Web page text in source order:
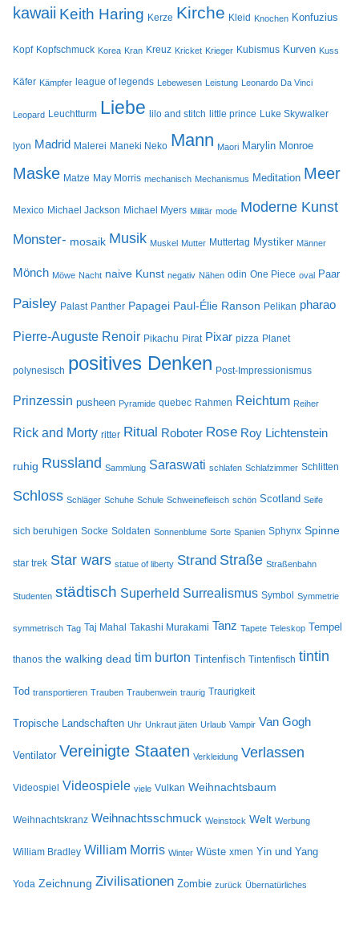
kawaii Keith Haring Kerze Kirche Kleid Knochen Konfuzius
Kopf Kopfschmuck Korea Kran Kreuz Kricket Krieger Kubismus Kurven Kuss
Käfer Kämpfer league of legends Lebewesen Leistung Leonardo Da Vinci
Leopard Leuchtturm Liebe lilo and stitch little prince Luke Skywalker
lyon Madrid Malerei Maneki Neko Mann Maori Marylin Monroe
Maske Matze May Morris mechanisch Mechanismus Meditation Meer
Mexico Michael Jackson Michael Myers Militär mode Moderne Kunst
Monster- mosaik Musik Muskel Mutter Muttertag Mystiker Männer
Mönch Möwe Nacht naive Kunst negativ Nähen odin One Piece oval Paar
Paisley Palast Panther Papagei Paul-Élie Ranson Pelikan pharao
Pierre-Auguste Renoir Pikachu Pirat Pixar pizza Planet
polynesisch positives Denken Post-Impressionismus
Prinzessin pusheen Pyramide quebec Rahmen Reichtum Reiher
Rick and Morty ritter Ritual Roboter Rose Roy Lichtenstein
ruhig Russland Sammlung Saraswati schlafen Schlafzimmer Schlitten
Schloss Schläger Schuhe Schule Schweinefleisch schön Scotland Seife
sich beruhigen Socke Soldaten Sonnenblume Sorte Spanien Sphynx Spinne
star trek Star wars statue of liberty Strand Straße Straßenbahn
Studenten städtisch Superheld Surrealismus Symbol Symmetrie
symmetrisch Tag Taj Mahal Takashi Murakami Tanz Tapete Teleskop Tempel
thanos the walking dead tim burton Tintenfisch Tintenfisch tintin
Tod transportieren Trauben Traubenwein traurig Traurigkeit
Tropische Landschaften Uhr Unkraut jäten Urlaub Vampir Van Gogh
Ventilator Vereinigte Staaten Verkleidung Verlassen
Videospiel Videospiele viele Vulkan Weihnachtsbaum
Weihnachtskranz Weihnachtsschmuck Weinstock Welt Werbung
William Bradley William Morris Winter Wüste xmen Yin und Yang
Yoda Zeichnung Zivilisationen Zombie zurück Übernatürliches